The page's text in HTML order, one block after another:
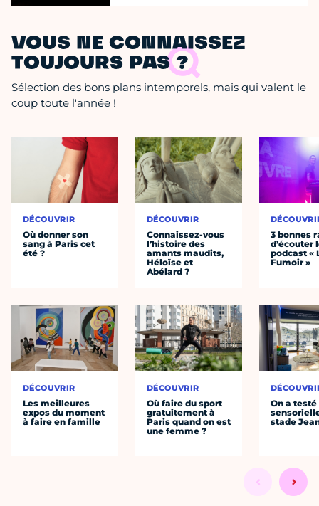
VOUS NE CONNAISSEZ
TOUJOURS PAS ?
Sélection des bons plans intemporels, mais qui valent le
coup toute l'année !
DÉCOUVRIR
Où donner son
sang à Paris cet
été ?
DÉCOUVRIR
Les meilleures
expos du moment
à faire en famille
DÉCOUVRIR
Connaissez-vous
l’histoire des
amants maudits,
Héloïse et
Abélard ?
DÉCOUVRIR
Où faire du sport
gratuitement à
Paris quand on est
une femme ?
3 bonnes
d’écouter
podcast «
Fumoir »
On a
stade